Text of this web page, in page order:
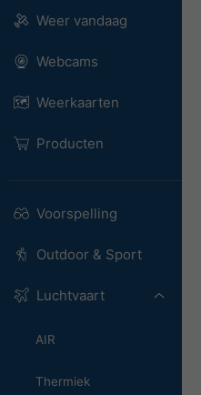
Weer vandaag
Webcams
Weerkaarten
Producten
Voorspelling
Outdoor & Sport
Luchtvaart
AIR
Thermiek